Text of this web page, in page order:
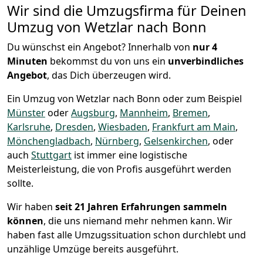
Wir sind die Umzugsfirma für Deinen
Umzug von Wetzlar nach Bonn
Du wünschst ein Angebot? Innerhalb von nur 4
Minuten bekommst du von uns ein unverbindliches
Angebot, das Dich überzeugen wird.
Ein Umzug von Wetzlar nach Bonn oder zum Beispiel
MünsteroderAugsburg, Mannheim, Bremen,
Karlsruhe, Dresden, Wiesbaden, Frankfurt am Main,
Mönchen­gladbach, Nürnberg, Gelsenkirchen, oder
auch Stuttgart ist immer eine logistische
Meisterleistung, die von Profis ausgeführt werden
sollte.
Wir haben seit21 Jahren Erfahrungen sammeln
können, die uns niemand mehr nehmen kann. Wir
haben fast alle Umzugssituation schon durchlebt und
unzählige Umzüge bereits ausgeführt.